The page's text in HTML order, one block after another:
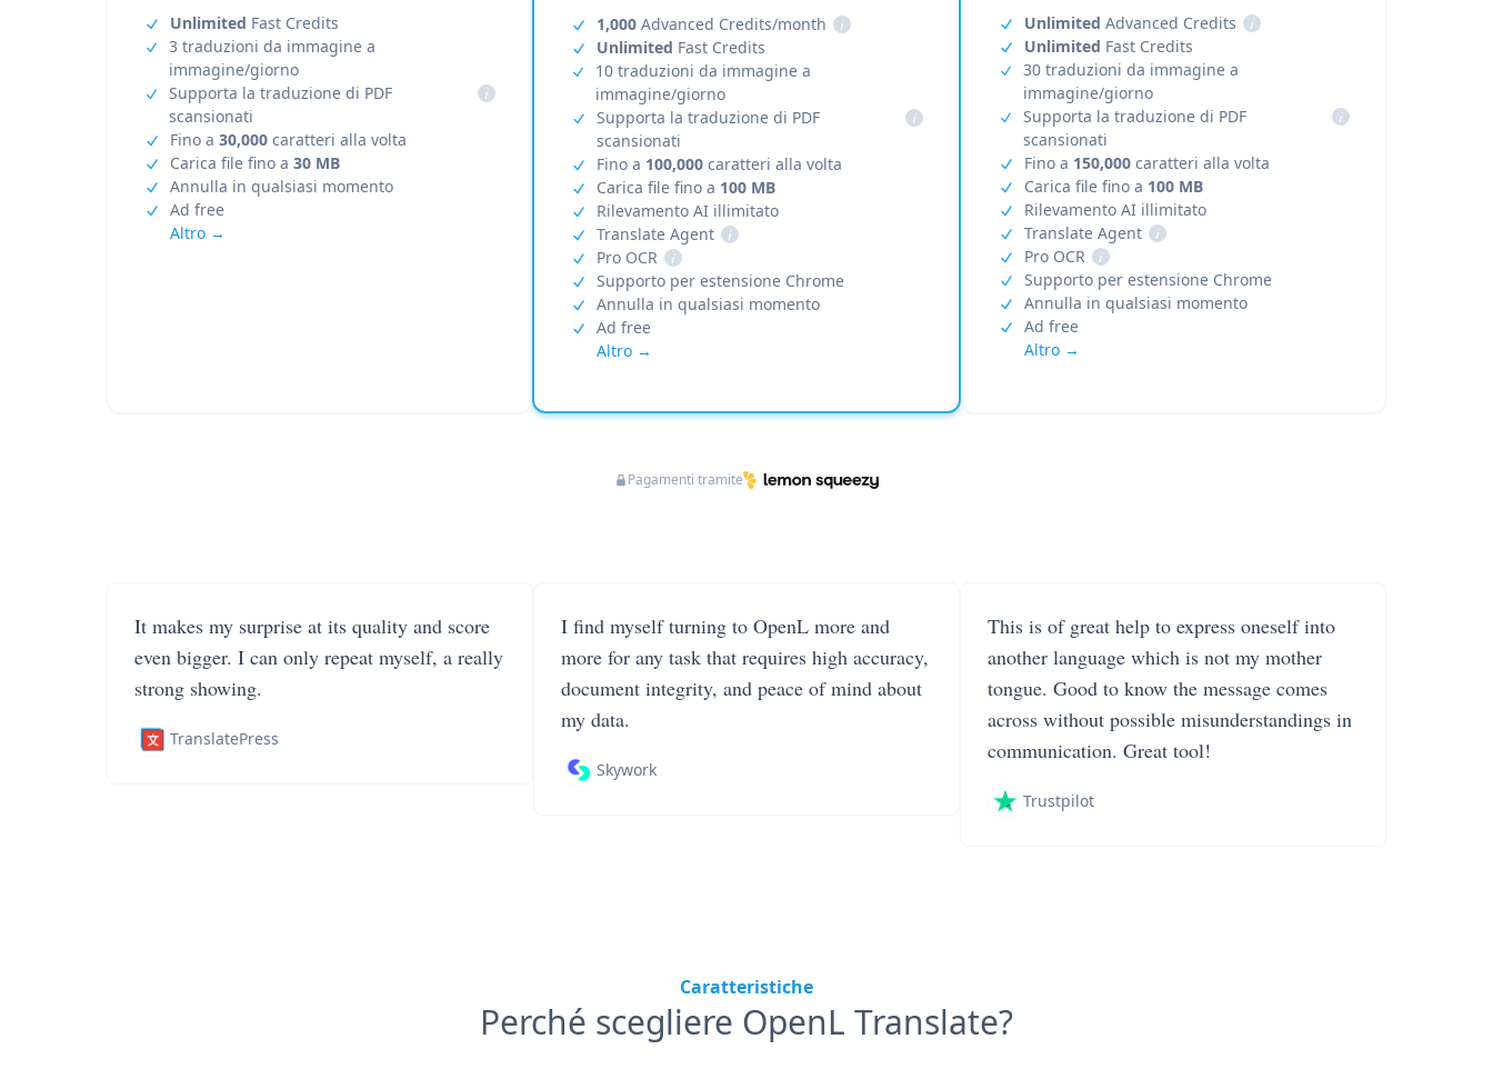
Unlimited Fast Credits
3 traduzioni da immagine a
immagine/giorno
Supporta la traduzione di PDF
scansionati
i
Fino a 30,000 caratteri alla volta
Carica file fino a 30 MB
Annulla in qualsiasi momento
Ad free
Altro →
1,000 Advanced Credits/month
i
Unlimited Fast Credits
10 traduzioni da immagine a
immagine/giorno
Supporta la traduzione di PDF
scansionati
i
Fino a 100,000 caratteri alla volta
Carica file fino a 100 MB
Rilevamento AI illimitato
Translate Agent
i
Pro OCR
i
Supporto per estensione Chrome
Annulla in qualsiasi momento
Ad free
Altro →
Unlimited Advanced Credits
i
Unlimited Fast Credits
30 traduzioni da immagine a
immagine/giorno
Supporta la traduzione di PDF
scansionati
i
Fino a 150,000caratteri alla volta
Carica file fino a 100 MB
Rilevamento AI illimitato
Translate Agent
i
Pro OCR
i
Supporto per estensione Chrome
Annulla in qualsiasi momento
Ad free
Altro →
Pagamenti tramite
It makes my surprise at its quality and score
even bigger. I can only repeat myself, a really
strong showing.
TranslatePress
I find myself turning to OpenL more and
more for any task that requires high accuracy,
document integrity, and peace of mind about
my data.
Skywork
This is of great help to express oneself into
another language which is not my mother
tongue. Good to know the message comes
across without possible misunderstandings in
communication. Great tool!
Trustpilot
Caratteristiche
Perché scegliere OpenL Translate?